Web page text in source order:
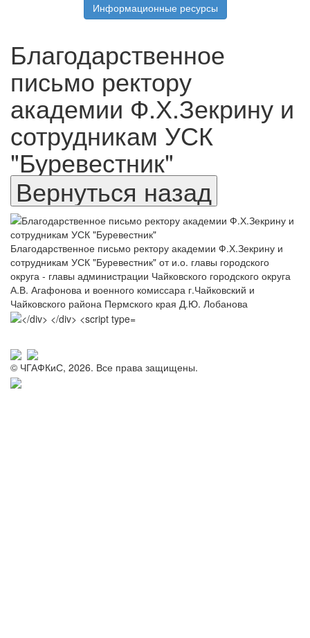
Информационные ресурсы
Благодарственное
письмо ректору
академии Ф.Х.Зекрину и
сотрудникам УСК
"Буревестник"
Благодарственное письмо ректору академии Ф.Х.Зекрину и
сотрудникам УСК "Буревестник" от и.о. главы городского
округа - главы администрации Чайковского городского округа
А.В. Агафонова и военного комиссара г.Чайковский и
Чайковского района Пермского края Д.Ю. Лобанова
© ЧГАФКиС, 2026. Все права защищены.